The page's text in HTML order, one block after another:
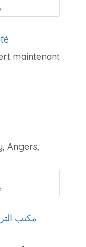
maintenant
Angers,